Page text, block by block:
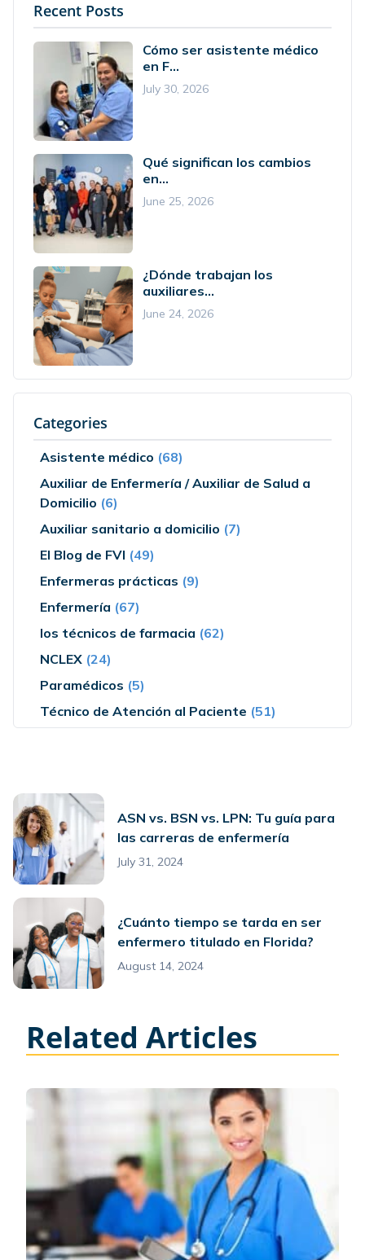
Recent Posts
Cómo ser asistente médico
en F...
July 30, 2026
Qué significan los cambios
en...
June 25, 2026
¿Dónde trabajan los
auxiliares...
June 24, 2026
Categories
Asistente médico (68)
Auxiliar de Enfermería / Auxiliar de Salud a
Domicilio (6)
Auxiliar sanitario a domicilio (7)
El Blog de FVI (49)
Enfermeras prácticas (9)
Enfermería (67)
los técnicos de farmacia (62)
NCLEX (24)
Paramédicos (5)
Técnico de Atención al Paciente (51)
ASN vs. BSN vs. LPN: Tu guía para
las carreras de enfermería
July 31, 2024
¿Cuánto tiempo se tarda en ser
enfermero titulado en Florida?
August 14, 2024
Related Articles